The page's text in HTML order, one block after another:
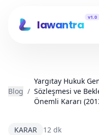
lawantra
v1.0
Blog /
Yargıtay Hukuk
Sözleşmesi ve
Önemli Kararı
KARAR 12 dk